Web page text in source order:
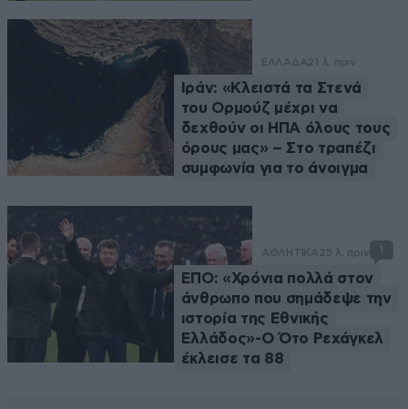
ΕΛΛΑΔΑ21 λ. πριν
Ιράν: «Κλειστά τα Στενά
του Ορμούζ μέχρι να
δεχθούν οι ΗΠΑ όλους τους
όρους μας» – Στο τραπέζι
συμφωνία για το άνοιγμα
ΑΘΛΗΤΙΚΑ 25 λ. πριν 1
ΕΠΟ: «Χρόνια πολλά στον
άνθρωπο που σημάδεψε την
ιστορία της Εθνικής
Ελλάδος»-Ο Ότο Ρεχάγκελ
έκλεισε τα 88